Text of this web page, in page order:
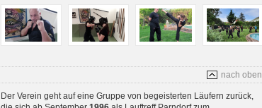
nach oben
Der Verein geht auf eine Gruppe von begeisterten Läufern zurück,